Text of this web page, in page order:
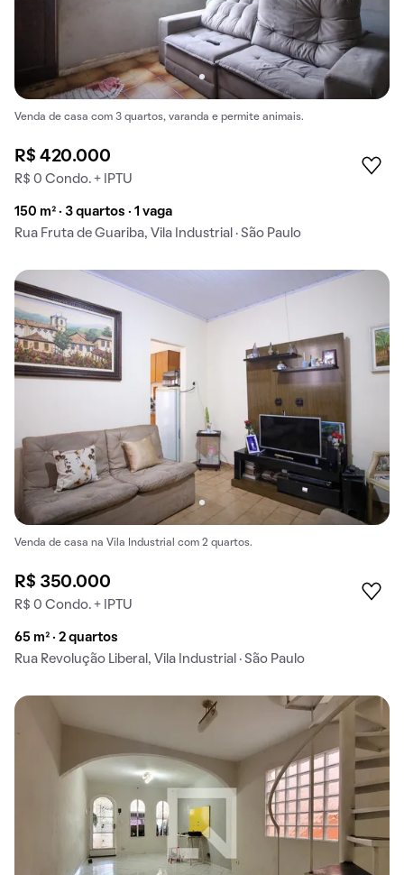
Venda de casa com 3 quartos, varanda e permite animais.
R$ 420.000
R$ 0 Condo. + IPTU
150 m² · 3 quartos · 1 vaga
Rua Fruta de Guariba, Vila Industrial · São Paulo
Venda de casa na Vila Industrial com 2 quartos.
R$ 350.000
R$ 0 Condo. + IPTU
65 m² · 2 quartos
Rua Revolução Liberal, Vila Industrial · São Paulo